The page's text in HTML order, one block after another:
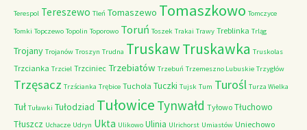
Terespol Tereszewo Tleń Tomaszewo Tomaszkowo Tomczyce
Tomki Topczewo Topolin Toporowo Toruń Toszek Trakai Trawy Treblinka Trląg
Trojany Trojanów Troszyn Trudna TruskawTruskawka Truskolas
Trzcianka Trzciel Trzciniec Trzebiatów Trzebuń Trzemeszno Lubuskie Trzygłów
Trzęsacz Trzścianka Trębice Tuchola Tuczki Tujsk Tum Turośl Turza Wielka
Tuł Tuławki Tułodziad Tułowice Tynwałd Tyłowo Tłuchowo
Tłuszcz Uchacze Udryn Ukta Ulikowo Ulinia Ulrichorst Umiastów Uniechowo